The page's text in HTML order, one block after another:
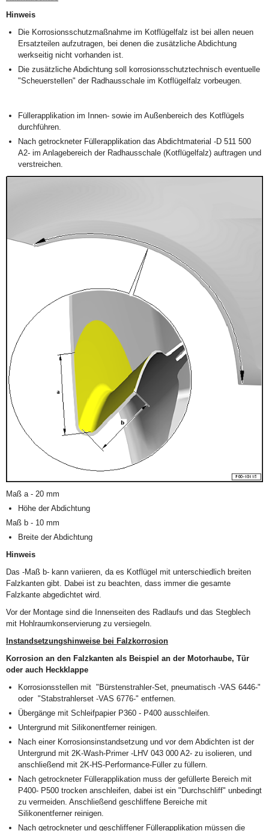
Hinweis
Die Korrosionsschutzmaßnahme im Kotflügelfalz ist bei allen neuen
Ersatzteilen aufzutragen, bei denen die zusätzliche Abdichtung
werkseitig nicht vorhanden ist.
Die zusätzliche Abdichtung soll korrosionsschutztechnisch eventuelle
"Scheuerstellen" der Radhausschale im Kotflügelfalz vorbeugen.
Füllerapplikation im Innen- sowie im Außenbereich des Kotflügels
durchführen.
Nach getrockneter Füllerapplikation das Abdichtmaterial -D 511 500
A2- im Anlagebereich der Radhausschale (Kotflügelfalz) auftragen und
verstreichen.
Maß a - 20 mm
Höhe der Abdichtung
Maß b - 10 mm
Breite der Abdichtung
Hinweis
Das -Maß b- kann variieren, da es Kotflügel mit unterschiedlich breiten
Falzkanten gibt. Dabei ist zu beachten, dass immer die gesamte
Falzkante abgedichtet wird.
Vor der Montage sind die Innenseiten des Radlaufs und das Stegblech
mit Hohlraumkonservierung zu versiegeln.
Instandsetzungshinweise bei Falzkorrosion
Korrosion an den Falzkanten als Beispiel an der Motorhaube, Tür
oder auch Heckklappe
Korrosionsstellen mit "Bürstenstrahler-Set, pneumatisch -VAS 6446-"
oder "Stabstrahlerset -VAS 6776-" entfernen.
Übergänge mit Schleifpapier P360 - P400 ausschleifen.
Untergrund mit Silikonentferner reinigen.
Nach einer Korrosionsinstandsetzung und vor dem Abdichten ist der
Untergrund mit 2K-Wash-Primer -LHV 043 000 A2- zu isolieren, und
anschließend mit 2K-HS-Performance-Füller zu füllern.
Nach getrockneter Füllerapplikation muss der gefüllerte Bereich mit
P400- P500 trocken anschleifen, dabei ist ein "Durchschliff" unbedingt
zu vermeiden. Anschließend geschliffene Bereiche mit
Silikonentferner reinigen.
Nach getrockneter und geschliffener Füllerapplikation müssen die